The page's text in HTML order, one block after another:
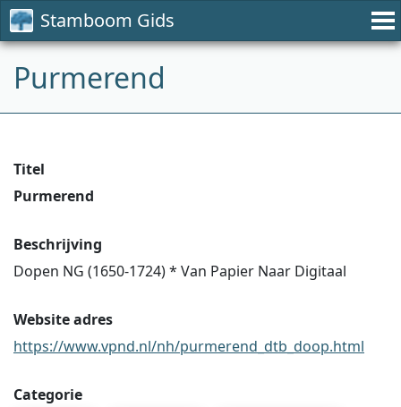
Stamboom Gids
Purmerend
Titel
Purmerend
Beschrijving
Dopen NG (1650-1724) * Van Papier Naar Digitaal
Website adres
https://www.vpnd.nl/nh/purmerend_dtb_doop.html
Categorie